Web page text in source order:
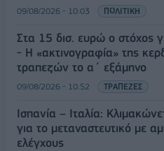
09/08/2026 - 10:03 ΠΟΛΙΤΙΚΗ
Στα 15 δισ. ευρώ ο στόχος
- Η «ακτινογραφία» της
τραπεζών το α΄ εξάμηνο
09/08/2026 - 10:52 ΤΡΑΠΕΖΕΣ
Ισπανία – Ιταλία:
για το μεταναστευτικό με
ελέγχους